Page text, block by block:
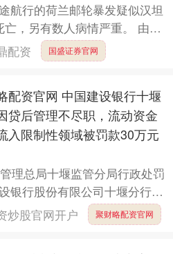
航行的荷兰邮轮暴发疑似汉坦
，另有数人病情严重。 由于
迪厄斯”号、载有约150名乘
配资 国盛证券官网
配资官网 中国建设银行十堰
贷后管理不尽职，流动资金
入限制性领域被罚款30万元
理总局十堰监管分局行政处罚
银行股份有限公司十堰分行及
职，流动资金贷款流入限制性
炒股官网开户 聚财略配资官网